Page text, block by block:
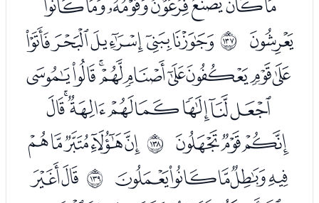
ﯴ ﲈﭑﭒﭓﭔﭕ
ﭖﭗﭘﭙﭚﭛﭜﭝﭞ
ﭟﭠﭡﭢﭣﭤﭥﭦ
ﭧﭨﭩ ﲉﭫﭬﭭﭮﭯ
ﭰﭱﭲﭳﭴ ﲊ ﭶﭷ